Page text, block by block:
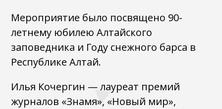
Мероприятие было посвящено 90-
летнему юбилею Алтайского
заповедника и Году снежного барса в
Республике Алтай.
Илья Кочергин — лауреат премий
журналов «Знамя», «Новый мир»,